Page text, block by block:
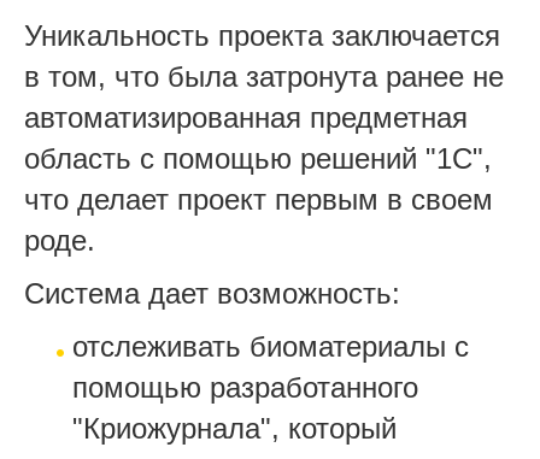
Уникальность проекта заключается
в том, что была затронута ранее не
автоматизированная предметная
область с помощью решений "1С",
что делает проект первым в своем
роде.
Система дает возможность:
отслеживать биоматериалы с
помощью разработанного
"Криожурнала", который